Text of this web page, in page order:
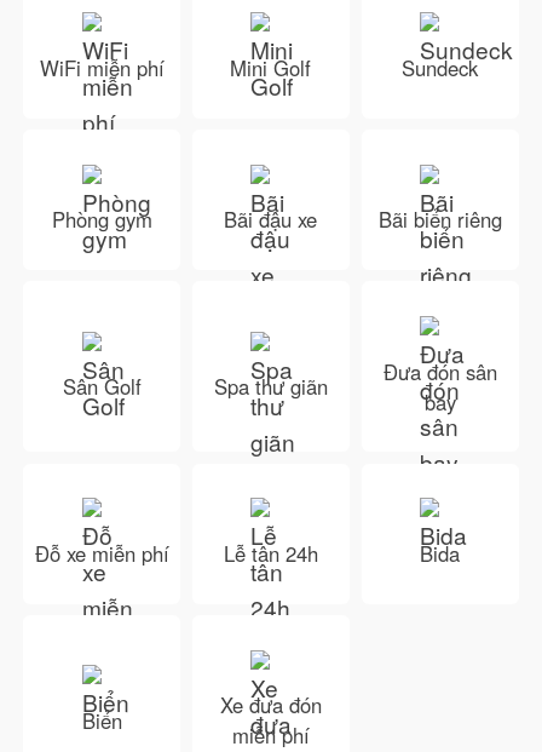
WiFi miễn phí Mini Golf Sundeck
Phòng gym Bãi đậu xe Bãi biển riêng
Sân Golf Spa thư giãn
Đưa đón sân
bay
Đỗ xe miễn phí Lễ tân 24h Bida
Biển
Xe đưa đón
miễn phí